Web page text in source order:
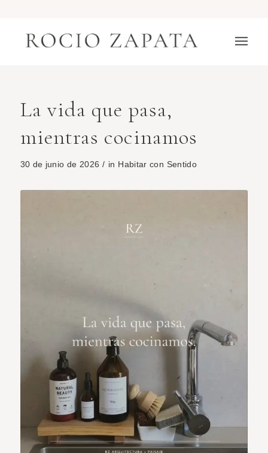
La vida que pasa,
mientras cocinamos
30 de junio de 2026 / in Habitar con Sentido